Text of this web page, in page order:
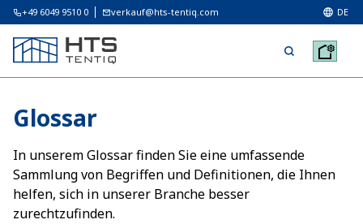
+49 6049 9510 0 verkauf@hts-tentiq.com DE
Glossar
In unserem Glossar finden Sie eine umfassende
Sammlung von Begriffen und Definitionen, die Ihnen
helfen, sich in unserer Branche besser
zurechtzufinden.